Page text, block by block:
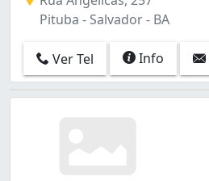
Pituba - Salvador - BA
Ver Tel Info